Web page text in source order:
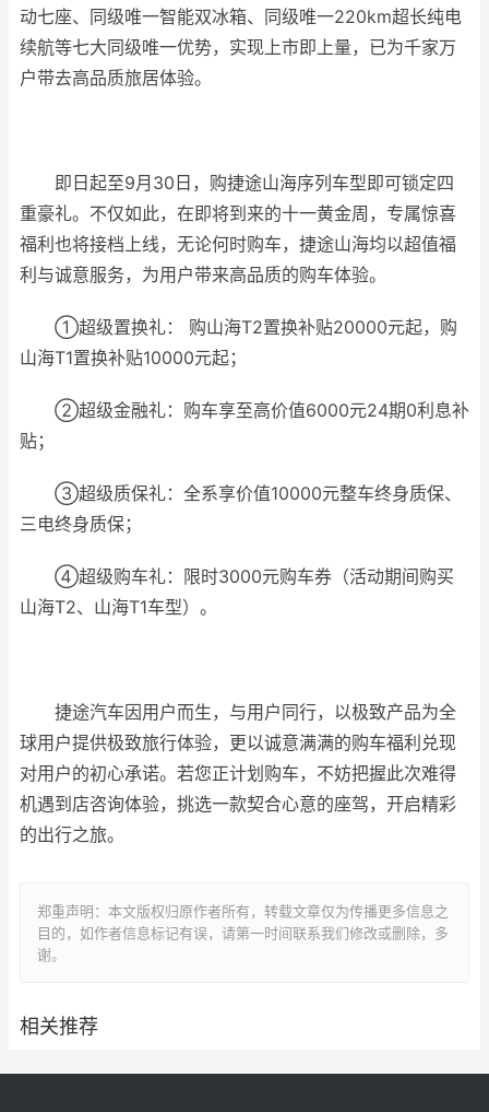
动七座、同级唯一智能双冰箱、同级唯一220km超长纯电
续航等七大同级唯一优势，实现上市即上量，已为千家万
户带去高品质旅居体验。
即日起至9月30日，购捷途山海序列车型即可锁定四
重豪礼。不仅如此，在即将到来的十一黄金周，专属惊喜
福利也将接档上线，无论何时购车，捷途山海均以超值福
利与诚意服务，为用户带来高品质的购车体验。
①超级置换礼： 购山海T2置换补贴20000元起，购
山海T1置换补贴10000元起；
②超级金融礼：购车享至高价值6000元24期0利息补
贴；
③超级质保礼：全系享价值10000元整车终身质保、
三电终身质保；
④超级购车礼：限时3000元购车券（活动期间购买
山海T2、山海T1车型）。
捷途汽车因用户而生，与用户同行，以极致产品为全
球用户提供极致旅行体验，更以诚意满满的购车福利兑现
对用户的初心承诺。若您正计划购车，不妨把握此次难得
机遇到店咨询体验，挑选一款契合心意的座驾，开启精彩
的出行之旅。
郑重声明：本文版权归原作者所有，转载文章仅为传播更多信息之
目的，如作者信息标记有误，请第一时间联系我们修改或删除，多
谢。
相关推荐